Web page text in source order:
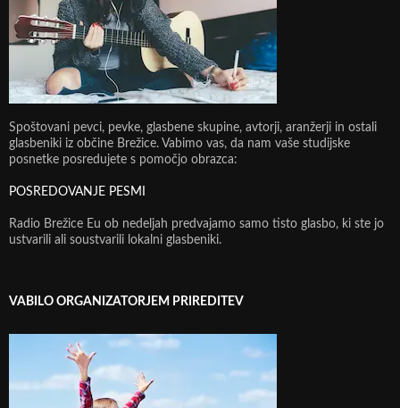
Spoštovani pevci, pevke, glasbene skupine, avtorji, aranžerji in ostali
glasbeniki iz občine Brežice. Vabimo vas, da nam vaše studijske
posnetke posredujete s pomočjo obrazca:
POSREDOVANJE PESMI
Radio Brežice Eu ob nedeljah predvajamo samo tisto glasbo, ki ste jo
ustvarili ali soustvarili lokalni glasbeniki.
VABILO ORGANIZATORJEM PRIREDITEV